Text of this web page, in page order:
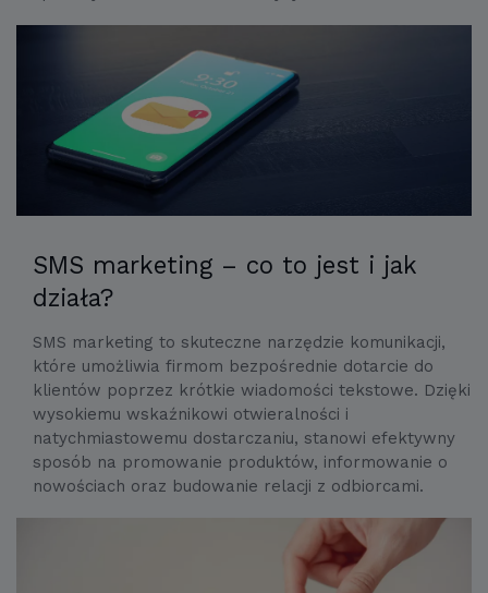
SMS marketing – co to jest i jak
działa?
SMS marketing to skuteczne narzędzie komunikacji,
które umożliwia firmom bezpośrednie dotarcie do
klientów poprzez krótkie wiadomości tekstowe. Dzięki
wysokiemu wskaźnikowi otwieralności i
natychmiastowemu dostarczaniu, stanowi efektywny
sposób na promowanie produktów, informowanie o
nowościach oraz budowanie relacji z odbiorcami.